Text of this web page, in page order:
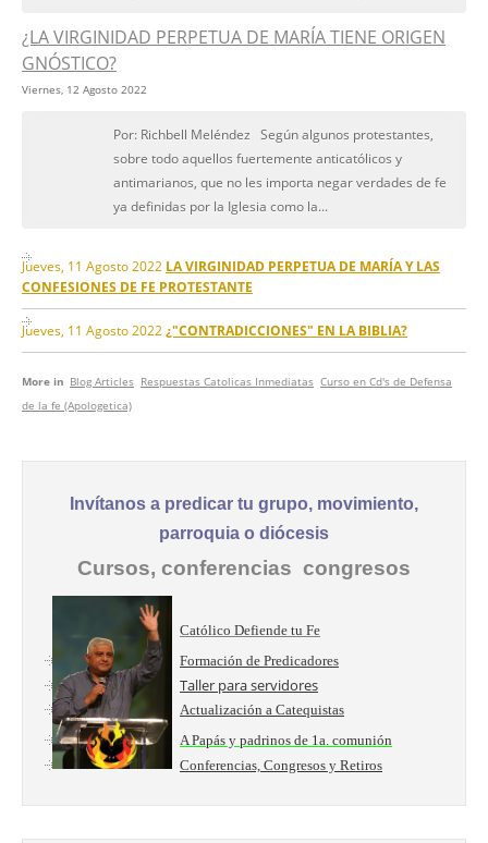
¿LA VIRGINIDAD PERPETUA DE MARÍA TIENE ORIGEN
GNÓSTICO?
Viernes, 12 Agosto 2022
Por: Richbell Meléndez Según algunos protestantes,
sobre todo aquellos fuertemente anticatólicos y
antimarianos, que no les importa negar verdades de fe
ya definidas por la Iglesia como la...
Jueves, 11 Agosto 2022 LA VIRGINIDAD PERPETUA DE MARÍA Y LAS
CONFESIONES DE FE PROTESTANTE
Jueves, 11 Agosto 2022 ¿"CONTRADICCIONES" EN LA BIBLIA?
More in Blog Articles Respuestas Catolicas Inmediatas Curso en Cd's de Defensa
de la fe (Apologetica)
Invítanos a predicar tu grupo, movimiento,
parroquia o diócesis
Cursos, conferencias congresos
Católico Defiende tu Fe
Formación de Predicadores
Taller para servidores
Actualización a Catequistas
A Papás y padrinos de 1a. comunión
Conferencias, Congresos y Retiros